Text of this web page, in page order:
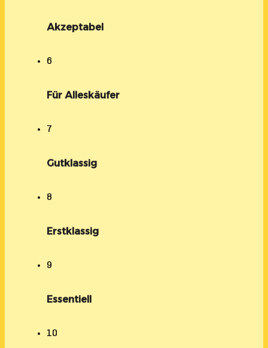
Akzeptabel
6
Für Alleskäufer
7
Gutklassig
8
Erstklassig
9
Essentiell
10